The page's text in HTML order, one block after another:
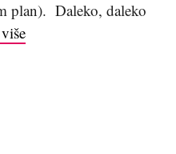
plan). Daleko, daleko